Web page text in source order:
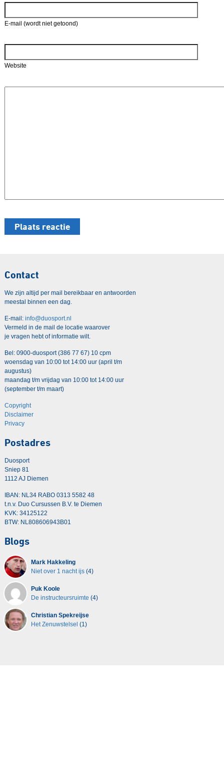
E-mail (wordt niet getoond)
Website
Contact
We zijn altijd per mail bereikbaar en antwoorden
meestal binnen een dag.
E-mail: info@duosport.nl
Vermeld in de mail de locatie waarover
je vragen hebt of informatie wilt.
Bel: 0900-duosport (386 77 67) 10 cpm
woensdag van 10:00 tot 14:00 uur (april t/m
augustus)
maandag t/m vrijdag van 10:00 tot 14:00 uur
(september t/m maart)
Copyright
Disclaimer
Privacy
Postadres
Duosport
Sniep 81
1112 AJ Diemen
IBAN: NL34 RABO 0313 5582 48
t.n.v. Duo Cursussen B.V. te Diemen
KVK: 34125122
BTW: NL808606943B01
Blogs
Mark Hakkeling
Niet over 1 nacht ijs(4)
Puk Koole
De instructeursruimte (4)
Christian Spekreijse
Het Zenuwstelsel (1)